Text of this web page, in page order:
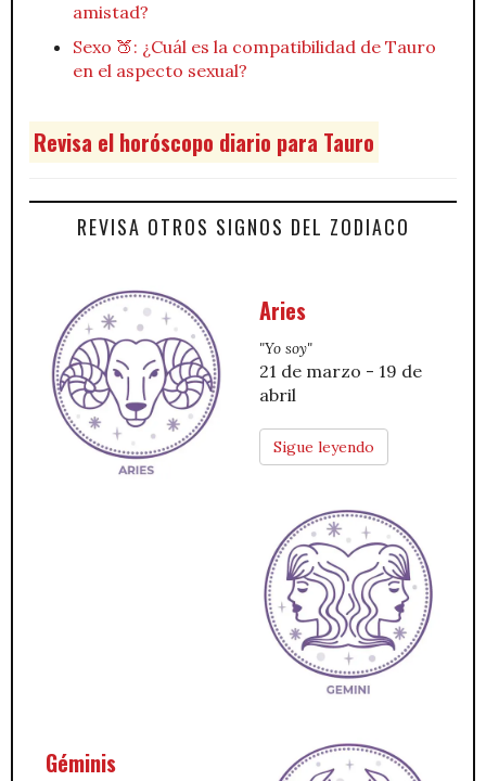
amistad?
Sexo 🍑: ¿Cuál es la compatibilidad de Tauro
en el aspecto sexual?
Revisa el horóscopo diario para Tauro
REVISA OTROS SIGNOS DEL ZODIACO
Aries
"Yo soy"
21 de marzo - 19 de
abril
Sigue leyendo
Géminis